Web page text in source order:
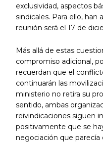
exclusividad, aspectos
sindicales. Para ello, han
reunión será el 17 de
Más allá de estas
compromiso adicional,
recuerdan que el
continuarán las
ministerio no retira su
sentido, ambas
reivindicaciones siguen
positivamente que se
negociación que